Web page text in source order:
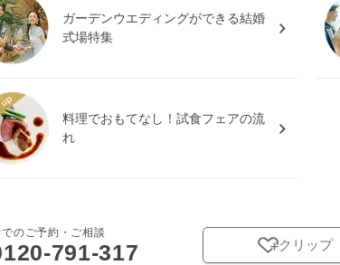
ガーデンウエディングができる結婚
式場特集
料理でおもてなし！試食フェアの流
れ
のご予約・ご相談
791-317 クリップ